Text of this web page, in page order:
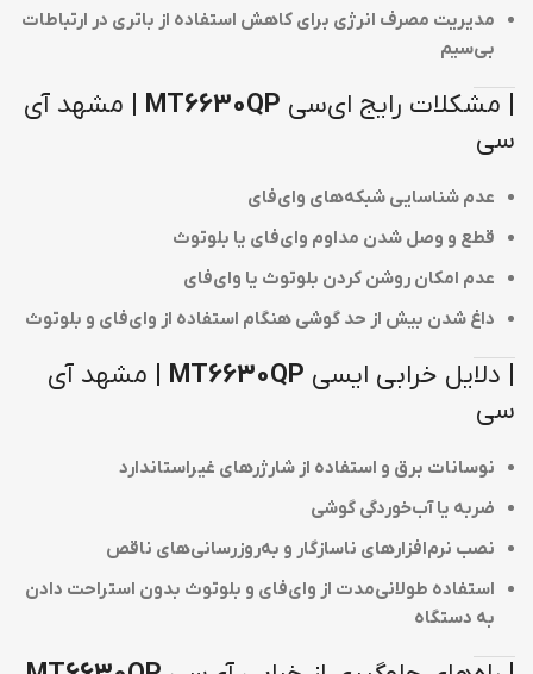
مدیریت مصرف انرژی برای کاهش استفاده از باتری در ارتباطات
بی‌سیم
| مشکلات رایج ای‌سی MT6630QP | مشهد آی
سی
عدم شناسایی شبکه‌های وای‌فای
قطع و وصل شدن مداوم وای‌فای یا بلوتوث
عدم امکان روشن کردن بلوتوث یا وای‌فای
داغ شدن بیش از حد گوشی هنگام استفاده از وای‌فای و بلوتوث
| دلایل خرابی ایسی MT6630QP | مشهد آی
سی
نوسانات برق و استفاده از شارژرهای غیراستاندارد
ضربه یا آب‌خوردگی گوشی
نصب نرم‌افزارهای ناسازگار و به‌روزرسانی‌های ناقص
استفاده طولانی‌مدت از وای‌فای و بلوتوث بدون استراحت دادن
به دستگاه